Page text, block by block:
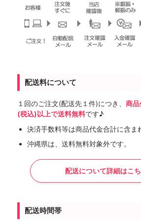
配送料について
１回のご注文(配送先１件)につき、 商
(税込)以上で送料無料です♪
決済手数料等は商品代金合計に含ま
沖縄県は、送料無料対象外です。
配送について詳細はこち
配送時間帯